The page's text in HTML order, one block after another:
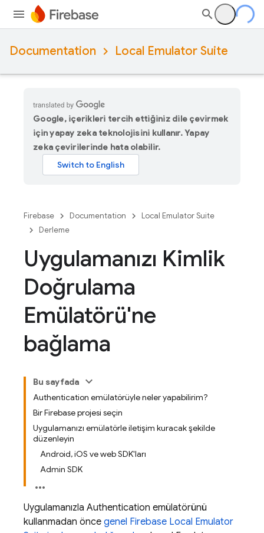
Documentation Local Emulator Suite
Google, içerikleri tercih ettiğiniz dile çevirmek
için yapay zeka teknolojisini kullanır. Yapay
zeka çevirilerinde hata olabilir.
Firebase Documentation
Local Emulator Suite
Derleme
Uygulamanızı Kimlik
Doğrulama
Emülatörü'ne
bağlama
Bu sayfada
Authentication emülatörüyle neler yapabilirim?
Bir Firebase projesi seçin
Uygulamanızı emülatörle iletişim kuracak şekilde
düzenleyin
Android, iOS ve web SDK'ları
Admin SDK
Uygulamanızla Authentication emülatörünü
kullanmadan önce genel Firebase Local Emulator